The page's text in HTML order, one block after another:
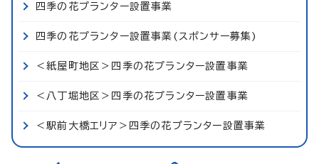
四季の花プランター設置事業
四季の花プランター設置事業(スポンサー募集)
＜紙屋町地区＞四季の花プランター設置事業
＜八丁堀地区＞四季の花プランター設置事業
＜駅前大橋エリア＞四季の花プランター設置事業